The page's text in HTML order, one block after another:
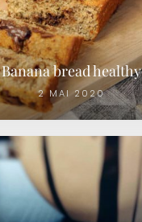
Banana bread healthy
2 MAI 2020